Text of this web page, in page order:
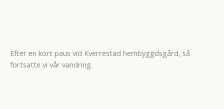
Efter en kort paus vid Kverrestad hembyggdsgård, så
fortsatte vi vår vandring.